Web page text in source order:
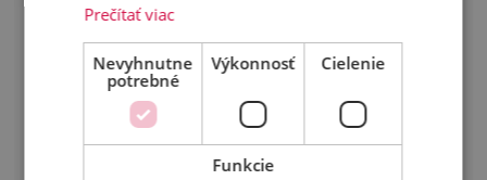
MERCEDES-BENZ
ATEGO 1223 -BT284GT
Rok výroby
2016
Najazdené km
Budaörs (HU)
Prečítať viac
Nevyhnutne
potrebné
Výkonnosť Cielenie
Funkcie